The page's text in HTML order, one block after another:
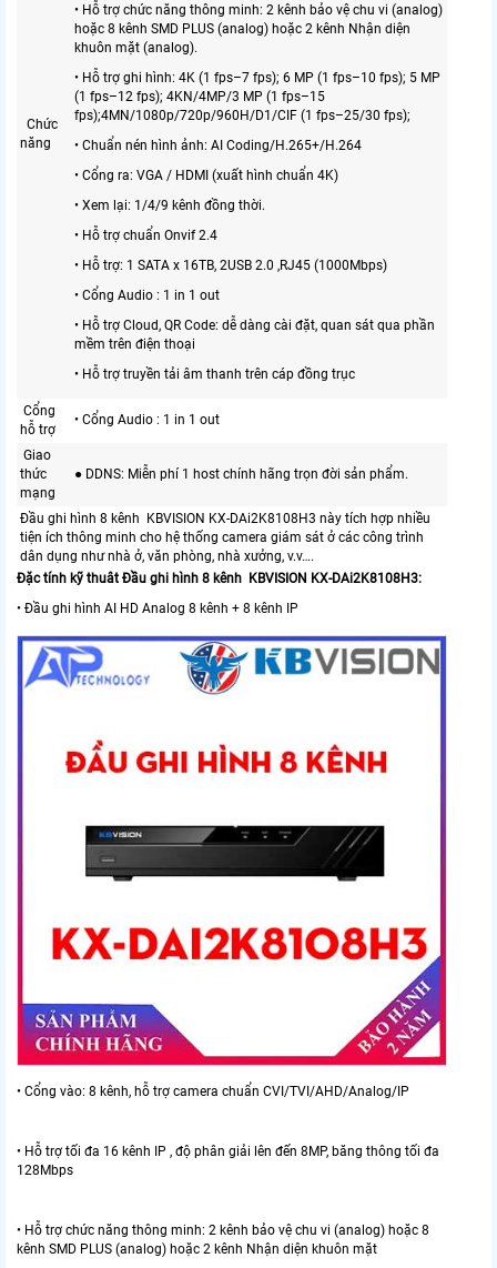
Chức
năng
• Hỗ trợ chức năng thông minh: 2 kênh bảo vệ chu vi (analog)
hoặc 8 kênh SMD PLUS (analog) hoặc 2 kênh Nhận diện
khuôn mặt (analog).
• Hỗ trợ ghi hình: 4K (1 fps–7 fps); 6 MP (1 fps–10 fps); 5 MP
(1 fps–12 fps); 4KN/4MP/3 MP (1 fps–15
fps);4MN/1080p/720p/960H/D1/CIF (1 fps–25/30 fps);
• Chuẩn nén hình ảnh: AI Coding/H.265+/H.264
• Cổng ra: VGA / HDMI (xuất hình chuẩn 4K)
• Xem lại: 1/4/9 kênh đồng thời.
• Hỗ trợ chuẩn Onvif 2.4
• Hỗ trợ: 1 SATA x 16TB, 2USB 2.0 ,RJ45 (1000Mbps)
• Cổng Audio : 1 in 1 out
• Hỗ trợ Cloud, QR Code: dễ dàng cài đặt, quan sát qua phần
mềm trên điện thoại
• Hỗ trợ truyền tải âm thanh trên cáp đồng trục
Cổng
hỗ trợ
• Cổng Audio : 1 in 1 out
Giao
thức
mạng
● DDNS: Miễn phí 1 host chính hãng trọn đời sản phẩm.
Đầu ghi hình 8 kênh KBVISION KX-DAi2K8108H3 này tích hợp nhiều
tiện ích thông minh cho hệ thống camera giám sát ở các công trình
dân dụng như nhà ở, văn phòng, nhà xưởng, v.v….
Đặc tính kỹ thuât Đầu ghi hình 8 kênh KBVISION KX-DAi2K8108H3:
• Đầu ghi hình AI HD Analog 8 kênh + 8 kênh IP
• Cổng vào: 8 kênh, hỗ trợ camera chuẩn CVI/TVI/AHD/Analog/IP
• Hỗ trợ tối đa 16 kênh IP , độ phân giải lên đến 8MP, băng thông tối đa
128Mbps
• Hỗ trợ chức năng thông minh: 2 kênh bảo vệ chu vi (analog) hoặc 8
kênh SMD PLUS (analog) hoặc 2 kênh Nhận diện khuôn mặt